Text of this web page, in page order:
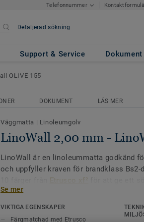
Telefonnummer
Detaljerad sökning
Support & Service Dokument
OLIVE 155
OLIVE 155
DOKUMENT LÄS MER
Väggmatta | Linoleumgolv
LinoWall 2,00 mm -
LinoWall är en linoleummatta godkänd
och uppfyller kraven för brandklass
Etrusco xf²
övergången mellan golv och vägg.
väggmatta med xf²-yta och ger ett
Se mer
VIKTIGA EGENSKAPER
Färgmatchad med Etrusco